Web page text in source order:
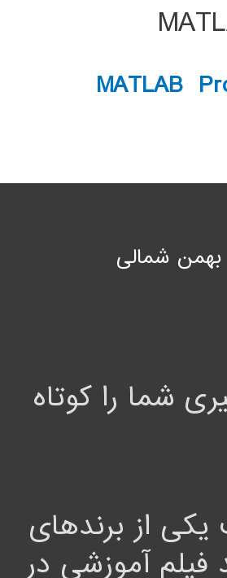
MATLAB
شما را کوتاه
یکی از برندهای
فیلم آموزشی در